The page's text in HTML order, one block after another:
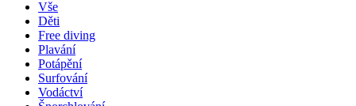
Vše
Děti
Free diving
Plavání
Potápění
Surfování
Vodáctví